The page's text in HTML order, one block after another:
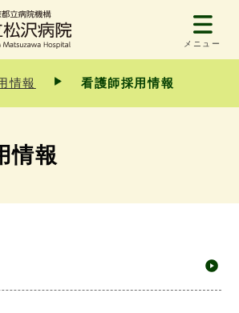
メニュー
情報 看護師採用情報
情報